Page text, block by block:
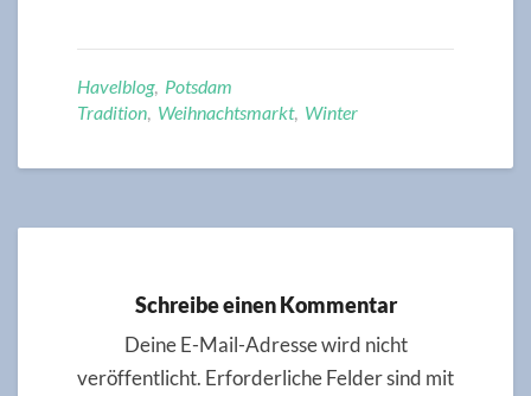
Havelblog, Potsdam
Tradition, Weihnachtsmarkt, Winter
Schreibe einen Kommentar
Deine E-Mail-Adresse wird nicht
veröffentlicht. Erforderliche Felder sind mit